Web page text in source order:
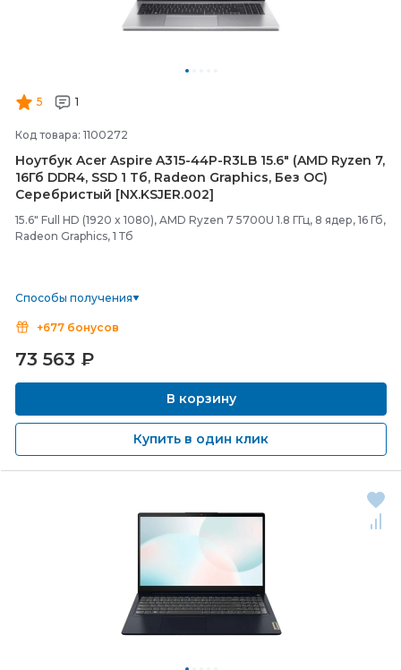
5 1
Код товара: 1100272
Ноутбук Acer Aspire A315-44P-R3LB 15.6" (AMD Ryzen 7,
16Гб DDR4, SSD 1 Тб, Radeon Graphics, Без ОС)
Серебристый [NX.KSJER.002]
15.6" Full HD (1920 x 1080), AMD Ryzen 7 5700U 1.8 ГГц, 8 ядер, 16 Гб,
Radeon Graphics, 1 Тб
Способы получения
+677 бонусов
73 563 ₽
В корзину
Купить в один клик